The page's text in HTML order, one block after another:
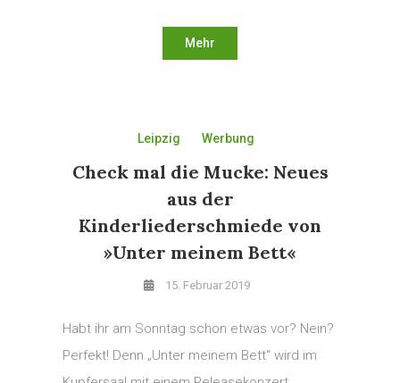
Mehr
Leipzig Werbung
Check mal die Mucke: Neues
aus der
Kinderliederschmiede von
»Unter meinem Bett«
15. Februar 2019
Habt ihr am Sonntag schon etwas vor? Nein?
Perfekt! Denn „Unter meinem Bett“ wird im